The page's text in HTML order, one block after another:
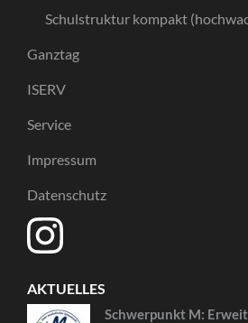
Schulstruktur kompakt
Ganztag
ISERV
Service
Impressum
Datenschutz
AKTUELLES
Schwerpunkt M: